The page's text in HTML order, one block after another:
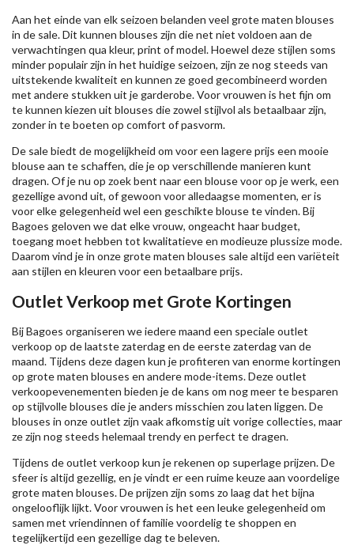
Aan het einde van elk seizoen belanden veel grote maten blouses
in de sale. Dit kunnen blouses zijn die net niet voldoen aan de
verwachtingen qua kleur, print of model. Hoewel deze stijlen soms
minder populair zijn in het huidige seizoen, zijn ze nog steeds van
uitstekende kwaliteit en kunnen ze goed gecombineerd worden
met andere stukken uit je garderobe. Voor vrouwen is het fijn om
te kunnen kiezen uit blouses die zowel stijlvol als betaalbaar zijn,
zonder in te boeten op comfort of pasvorm.
De sale biedt de mogelijkheid om voor een lagere prijs een mooie
blouse aan te schaffen, die je op verschillende manieren kunt
dragen. Of je nu op zoek bent naar een blouse voor op je werk, een
gezellige avond uit, of gewoon voor alledaagse momenten, er is
voor elke gelegenheid wel een geschikte blouse te vinden. Bij
Bagoes geloven we dat elke vrouw, ongeacht haar budget,
toegang moet hebben tot kwalitatieve en modieuze plussize mode.
Daarom vind je in onze grote maten blouses sale altijd een variëteit
aan stijlen en kleuren voor een betaalbare prijs.
Outlet Verkoop met Grote Kortingen
Bij Bagoes organiseren we iedere maand een speciale outlet
verkoop op de laatste zaterdag en de eerste zaterdag van de
maand. Tijdens deze dagen kun je profiteren van enorme kortingen
op grote maten blouses en andere mode-items. Deze outlet
verkoopevenementen bieden je de kans om nog meer te besparen
op stijlvolle blouses die je anders misschien zou laten liggen. De
blouses in onze outlet zijn vaak afkomstig uit vorige collecties, maar
ze zijn nog steeds helemaal trendy en perfect te dragen.
Tijdens de outlet verkoop kun je rekenen op superlage prijzen. De
sfeer is altijd gezellig, en je vindt er een ruime keuze aan voordelige
grote maten blouses. De prijzen zijn soms zo laag dat het bijna
ongelooflijk lijkt. Voor vrouwen is het een leuke gelegenheid om
samen met vriendinnen of familie voordelig te shoppen en
tegelijkertijd een gezellige dag te beleven.